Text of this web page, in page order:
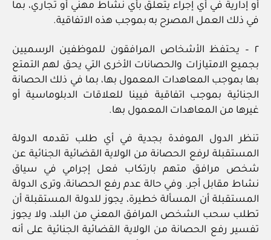
أو إدارية في أي إجراء يتعلق بأي نشاط مهني أو تجاري، بما
في ذلك العمل المصرح به بموجب هذه الاتفاقية.
٢ – يحتفظ الأشخاص المرافقون للموظفين الرسميين
بجميع الامتيازات والحصانات الأخرى التي يحق لهم التمتع
بها بموجب المعاهدات المعمول بها، بما في ذلك الحصانة
الجنائية بموجب اتفاقية فيينا للعلاقات الدبلوماسية أو
غيرها من المعاهدات المعمول بها.
تنظر الدول الموفدة بجدية في أي طلب تقدمه الدولة
المستقبلة لرفع الحصانة من الولاية القضائية الجنائية عن
شخص مرافق متهم بارتكاب فعل إجرامي في سياق
نشاط مقابل أجر. وفي حالة عدم رفع الحصانة، وترى الدولة
المستقبلة أن المسألة خطيرة، يجوز للدولة المستقبلة أن
تطلب سحب الشخص المرافق المعني من البلد، ولا يجوز
تفسير رفع الحصانة من الولاية القضائية الجنائية على أنه